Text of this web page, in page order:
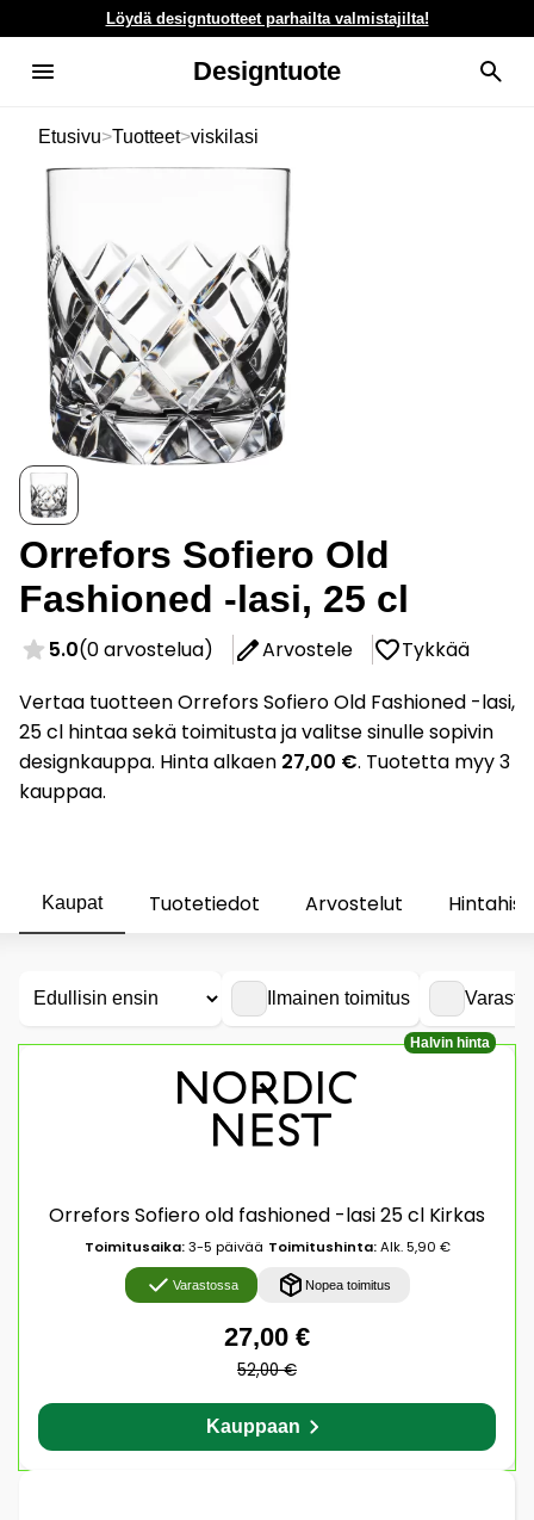
Löydä designtuotteet parhailta valmistajilta!
Designtuote
Etusivu>Tuotteet>viskilasi
Orrefors Sofiero Old
Fashioned -lasi, 25 cl
5.0(0 arvostelua) Arvostele
Tykkää
Vertaa tuotteen Orrefors Sofiero Old Fashioned -lasi,
25 cl hintaa sekä toimitusta ja valitse sinulle sopivin
designkauppa. Hinta alkaen 27,00 €. Tuotetta myy 3
kauppaa.
Kaupat Tuotetiedot Arvostelut
Ilmainen toimitus
Halvin hinta
Orrefors Sofiero old fashioned -lasi 25 cl Kirkas
Toimitusaika:3-5 päivää Toimitushinta:Alk. 5,90 €
Varastossa Nopea toimitus
27,00 €
52,00 €
Kauppaan